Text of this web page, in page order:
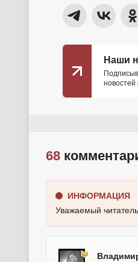
Наши
68
ИНФОРМАЦИЯ
Уважаемый